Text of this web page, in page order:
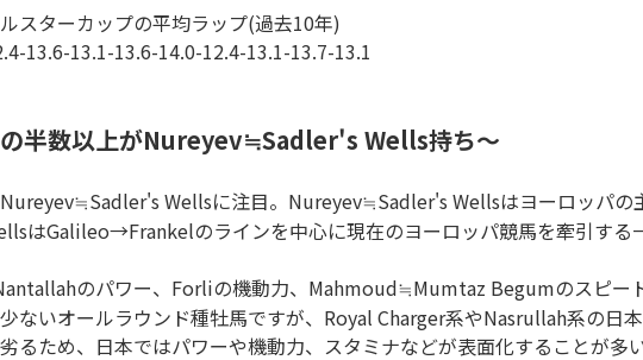
スターカップの平均ラップ(過去10年)
13.6-13.1-13.6-14.0-12.4-13.1-13.7-13.1
半数以上がNureyev≒Sadler's Wells持ち～
Wellsに注目。Nureyev≒Sadler's Wellsはヨーロッパの
はGalileo→Frankelのラインを中心に現在のヨーロッパ競馬を牽引する
のパワー、Forliの機動力、Mahmoud≒Mumtaz Begumのスピー
ないオールラウンド種牡馬ですが、Royal Charger系やNasrullah系の日
るため、日本ではパワーや機動力、スタミナなどが表面化することが多